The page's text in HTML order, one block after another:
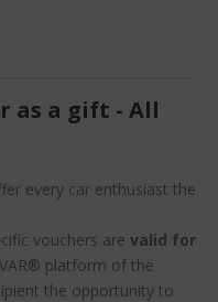
as a gift - All
every car enthusiast the
vouchers are valid for
platform of the
the opportunity to